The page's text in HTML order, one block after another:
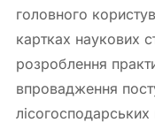
головного
картках наукових
розроблення
впровадження